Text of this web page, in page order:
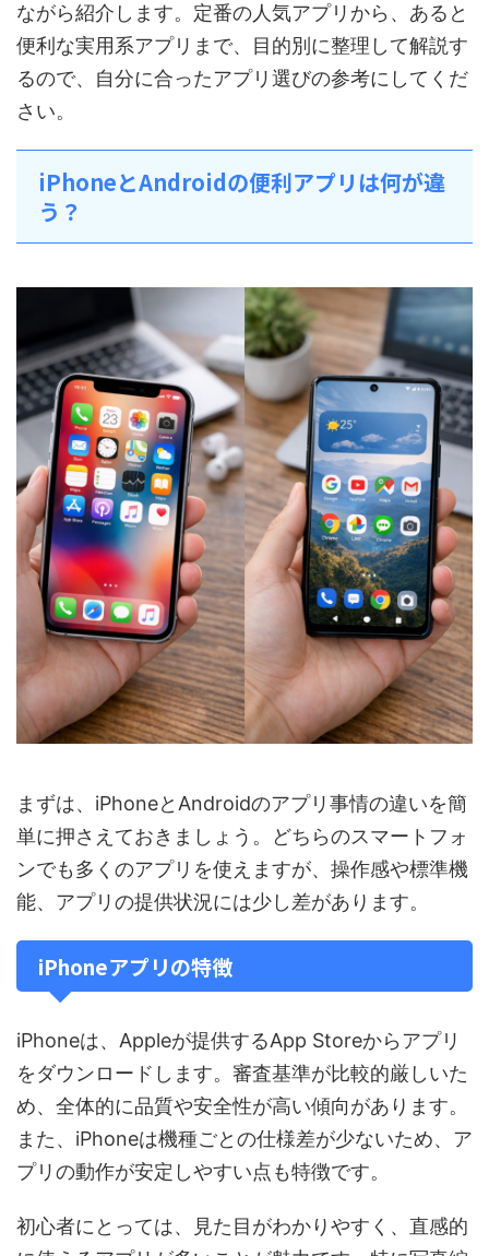
ながら紹介します。定番の人気アプリから、あると
便利な実用系アプリまで、目的別に整理して解説す
るので、自分に合ったアプリ選びの参考にしてくだ
さい。
iPhoneとAndroidの便利アプリは何が違
う？
まずは、iPhoneとAndroidのアプリ事情の違いを簡
単に押さえておきましょう。どちらのスマートフォ
ンでも多くのアプリを使えますが、操作感や標準機
能、アプリの提供状況には少し差があります。
iPhoneアプリの特徴
iPhoneは、Appleが提供するApp Storeからアプリ
をダウンロードします。審査基準が比較的厳しいた
め、全体的に品質や安全性が高い傾向があります。
また、iPhoneは機種ごとの仕様差が少ないため、ア
プリの動作が安定しやすい点も特徴です。
初心者にとっては、見た目がわかりやすく、直感的